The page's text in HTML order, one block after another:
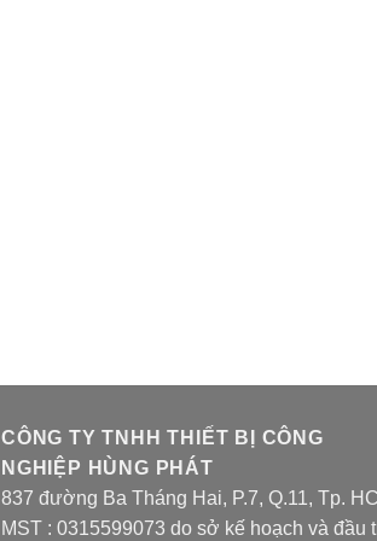
CÔNG TY TNHH THIẾT BỊ CÔNG
NGHIỆP HÙNG PHÁT
837 đường Ba Tháng Hai, P.7, Q.11, Tp.
MST : 0315599073 do sở kế hoạch và đầu